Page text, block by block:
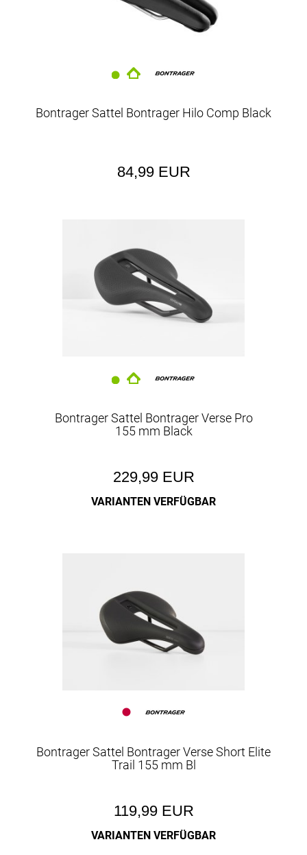
Bontrager Sattel Bontrager Hilo Comp Black
84,99 EUR
Bontrager Sattel Bontrager Verse Pro
155 mm Black
229,99 EUR
VARIANTEN VERFÜGBAR
Bontrager Sattel Bontrager Verse Short Elite
Trail 155 mm Bl
119,99 EUR
VARIANTEN VERFÜGBAR